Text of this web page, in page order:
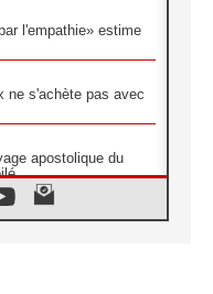
l'empathie» estime
ne s'achète pas avec
apostolique du
sur l'éducation